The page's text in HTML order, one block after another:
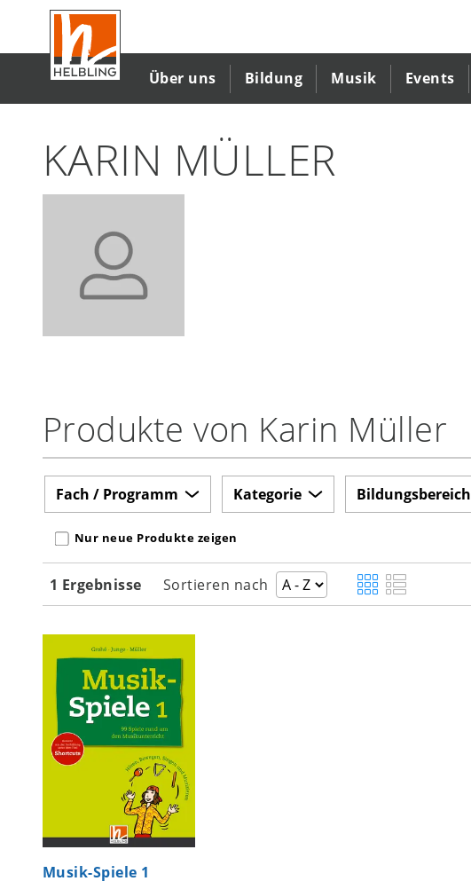
Inhalt
Über uns Bildung Musik Events
KARIN MÜLLER
Produkte von Karin Müller
Nur neue Produkte zeigen
Fach / Programm Kategorie Bildungsbereich
1 Ergebnisse Sortieren nach
Musik-Spiele 1